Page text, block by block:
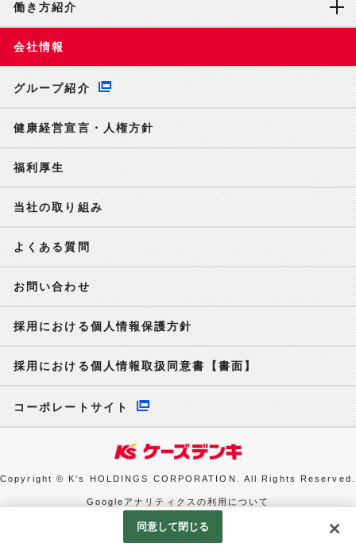
働き方紹介
会社情報
グループ紹介
健康経営宣言・人権方針
福利厚生
当社の取り組み
よくある質問
お問い合わせ
採用における個人情報保護方針
採用における個人情報取扱同意書【書面】
コーポレートサイト
Copyright © K's HOLDINGS CORPORATION. All Rights Reserved.
Googleアナリティクスの利用について
同意して閉じる